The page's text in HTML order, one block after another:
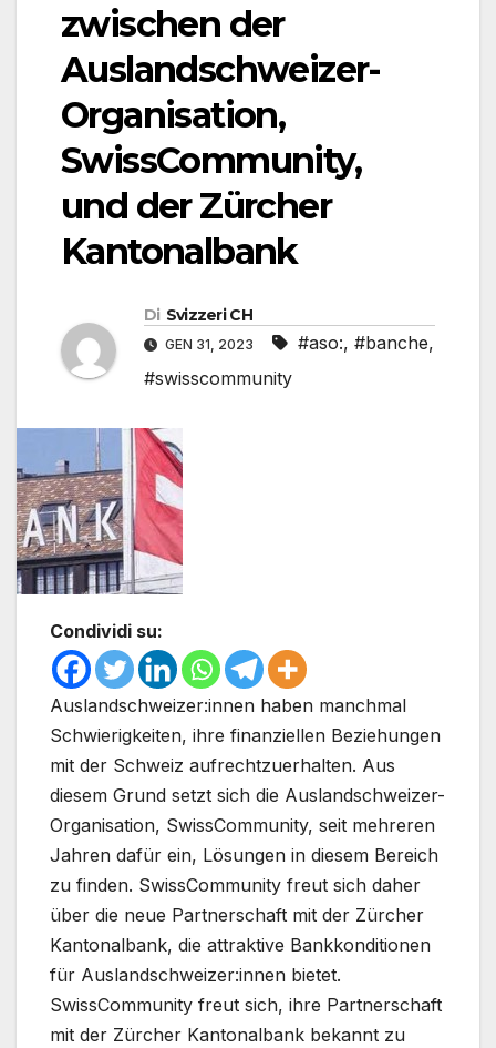
zwischen der
Auslandschweizer-
Organisation,
SwissCommunity,
und der Zürcher
Kantonalbank
Di Svizzeri CH
GEN 31, 2023 #aso:, #banche,
#swisscommunity
Condividi su:
Auslandschweizer:innen haben manchmal
Schwierigkeiten, ihre finanziellen Beziehungen
mit der Schweiz aufrechtzuerhalten. Aus
diesem Grund setzt sich die Auslandschweizer-
Organisation, SwissCommunity, seit mehreren
Jahren dafür ein, Lösungen in diesem Bereich
zu finden. SwissCommunity freut sich daher
über die neue Partnerschaft mit der Zürcher
Kantonalbank, die attraktive Bankkonditionen
für Auslandschweizer:innen bietet.
SwissCommunity freut sich, ihre Partnerschaft
mit der Zürcher Kantonalbank bekannt zu